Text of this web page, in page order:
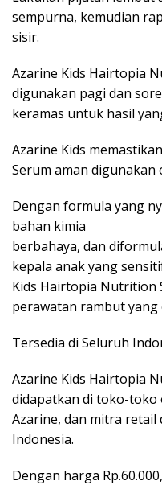
sempurna, kemudian
sisir.
Azarine Kids Hairtopia
digunakan pagi dan
keramas untuk hasil
Azarine Kids
Serum aman digunakan
Dengan formula yang
bahan kimia
berbahaya, dan
kepala anak yang
Kids Hairtopia Nutrition
perawatan rambut
Tersedia di Seluruh
Azarine Kids Hairtopia
didapatkan di toko-toko
Azarine, dan mitra retail
Indonesia.
Dengan harga